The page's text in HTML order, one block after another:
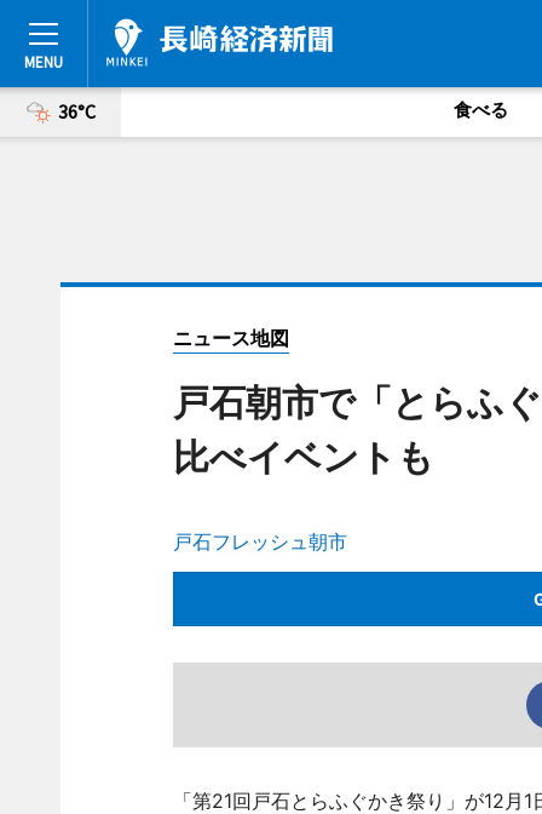
36°C 食べる
ニュース地図
戸石朝市で「とらふ
比べイベントも
戸石フレッシュ朝市
「第21回戸石とらふぐかき祭り」が12